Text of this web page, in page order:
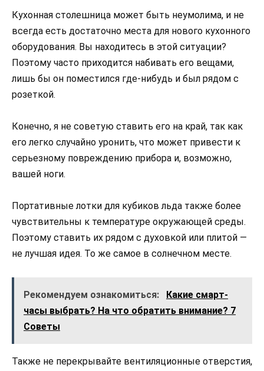
Кухонная столешница может быть неумолима, и не
всегда есть достаточно места для нового кухонного
оборудования. Вы находитесь в этой ситуации?
Поэтому часто приходится набивать его вещами,
лишь бы он поместился где-нибудь и был рядом с
розеткой.
Конечно, я не советую ставить его на край, так как
его легко случайно уронить, что может привести к
серьезному повреждению прибора и, возможно,
вашей ноги.
Портативные лотки для кубиков льда также более
чувствительны к температуре окружающей среды.
Поэтому ставить их рядом с духовкой или плитой —
не лучшая идея. То же самое в солнечном месте.
Рекомендуем ознакомиться:
Какие смарт-
часы выбрать? На что обратить внимание? 7
Советы
Также не перекрывайте вентиляционные отверстия,